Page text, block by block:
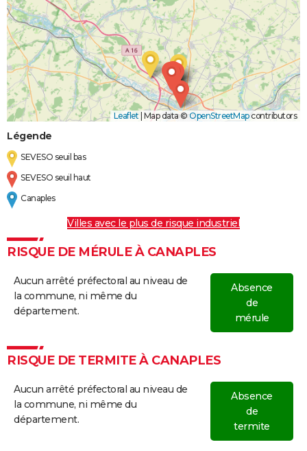
Leaflet Map data ©OpenStreetMapcontributors
Légende
SEVESO seuil bas
SEVESO seuil haut
Canaples
Villes avec le plus de risque industriel
RISQUE DE MÉRULE À CANAPLES
Aucun arrêté préfectoral au niveau de
la commune, ni même du
département.
Absence
de
mérule
RISQUE DE TERMITE À CANAPLES
Aucun arrêté préfectoral au niveau de
la commune, ni même du
département.
Absence
de
termite